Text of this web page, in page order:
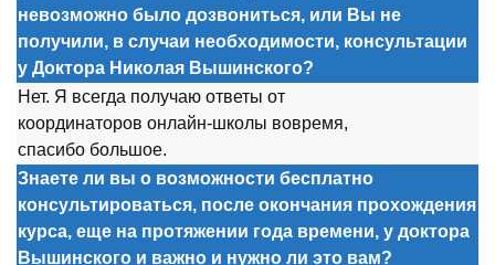
невозможно было дозвониться, или Вы не
получили, в случаи необходимости, консультации
у Доктора Николая Вышинского?
Нет. Я всегда получаю ответы от
координаторов онлайн-школы вовремя,
спасибо большое.
Знаете ли вы о возможности бесплатно
консультироваться, после окончания прохождения
курса, еще на протяжении года времени, у доктора
Вышинского и важно и нужно ли это вам?